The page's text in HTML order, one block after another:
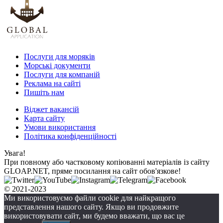
Послуги для моряків
Морські документи
Послуги для компаній
Реклама на сайті
Пишіть нам
Віджет вакансій
Карта сайту
Умови використання
Політика конфіденційності
Увага!
При повному або частковому копіюванні матеріалів із сайту
GLOAP.NET, пряме посилання на сайт обов'язкове!
© 2021-2023
Ми використовуємо файли cookie для найкращого
представлення нашого сайту. Якщо ви продовжите
використовувати сайт, ми будемо вважати, що вас це